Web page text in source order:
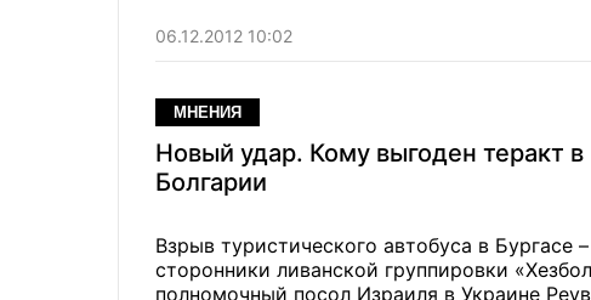
06.12.2012 10:02
МНЕНИЯ
Новый удар. Кому выгоден теракт в
Болгарии
Взрыв туристического автобуса в Бургасе
сторонники ливанской группировки
полномочный посол Израиля в Украине